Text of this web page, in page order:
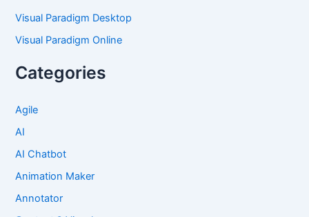
Visual Paradigm Desktop
Visual Paradigm Online
Categories
Agile
AI
AI Chatbot
Animation Maker
Annotator